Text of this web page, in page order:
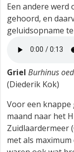
Een andere werd
gehoord, en
geluidsopname
Griel Burhinus
(Diederik Kok)
Voor een knappe
maand naar het
Zuidlaardermeer
met als